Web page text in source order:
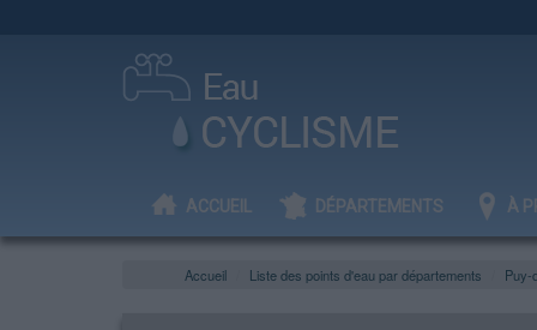
ACCUEIL DÉPARTEMENTS À
Accueil Liste des points d'eau par départements Puy-